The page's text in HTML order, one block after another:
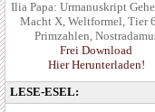
Ilia Papa: Urmanuskript
Macht X, Weltformel, Tier
Primzahlen,
Frei Download
Hier Herunterladen!
LESE-ESEL: